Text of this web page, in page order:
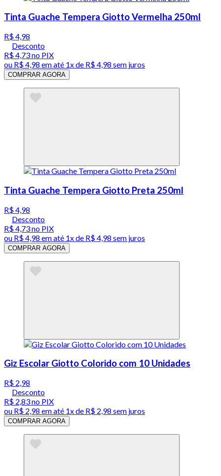
Tinta Guache Tempera Giotto Vermelha 250ml
R$ 4,98
Desconto
R$ 4,73no PIX
ou R$ 4,98 em até 1x de R$ 4,98 sem juros
COMPRAR AGORA
Tinta Guache Tempera Giotto Preta 250ml
R$ 4,98
Desconto
R$ 4,73no PIX
ou R$ 4,98 em até 1x de R$ 4,98 sem juros
COMPRAR AGORA
Giz Escolar Giotto Colorido com 10 Unidades
R$ 2,98
Desconto
R$ 2,83no PIX
ou R$ 2,98 em até 1x de R$ 2,98 sem juros
COMPRAR AGORA